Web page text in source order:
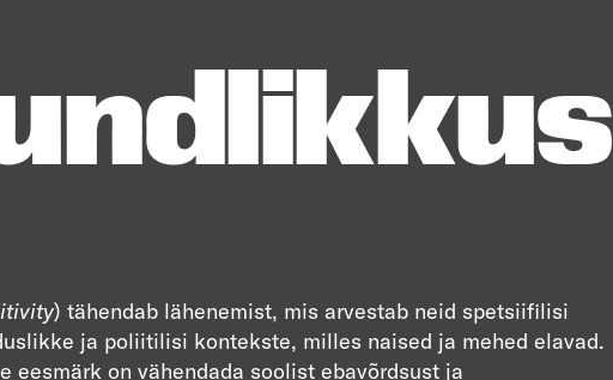
) tähendab lähenemist, mis arvestab neid spetsiifilisi
ja poliitilisi kontekste, milles naised ja mehed elavad.
eesmärk on vähendada soolist ebavõrdsust ja